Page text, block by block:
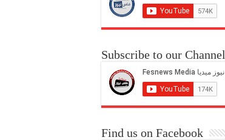
Subscribe to our Channel
Find us on Facebook